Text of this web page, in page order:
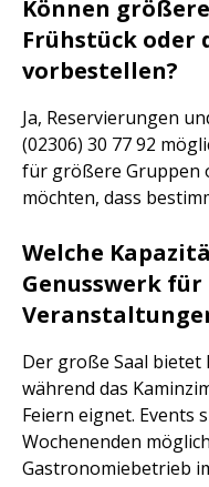
Können
Frühstück oder
vorbestellen?
Ja, Reservierungen
(02306) 30 77 92
für größere Gruppen
möchten, dass
Welche
Genusswerk
Der große Saal bietet
während das
Feiern eignet. Events
Wochenenden
Gastronomiebetrieb